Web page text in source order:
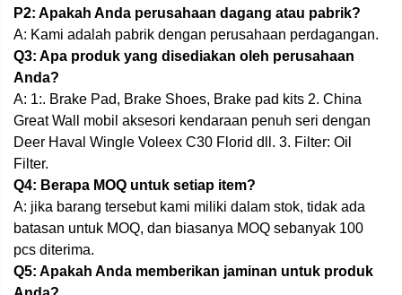
P2: Apakah Anda perusahaan dagang atau pabrik?
A: Kami adalah pabrik dengan perusahaan perdagangan.
Q3: Apa produk yang disediakan oleh perusahaan
Anda?
A: 1:. Brake Pad, Brake Shoes, Brake pad kits 2. China
Great Wall mobil aksesori kendaraan penuh seri dengan
Deer Haval Wingle Voleex C30 Florid dll. 3. Filter: Oil
Filter.
Q4: Berapa MOQ untuk setiap item?
A: jika barang tersebut kami miliki dalam stok, tidak ada
batasan untuk MOQ, dan biasanya MOQ sebanyak 100
pcs diterima.
Q5: Apakah Anda memberikan jaminan untuk produk